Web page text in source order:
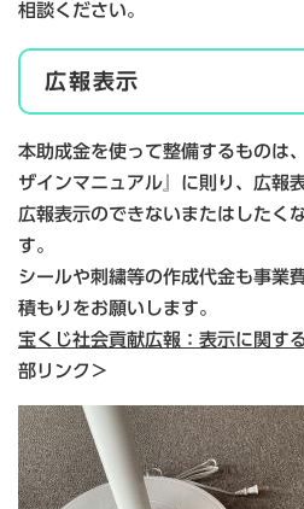
相談ください。
広報表示
本助成金を使って整備するものは
ザインマニュアル』に則り、広報
広報表示のできないまたはしたく
す。
シールや刺繍等の作成代金も事業
積もりをお願いします。
宝くじ社会貢献広報：表示に関す
部リンク＞